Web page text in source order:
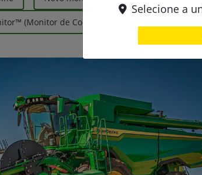
(Monitor de Colheita) GreenStar™
Selecione a